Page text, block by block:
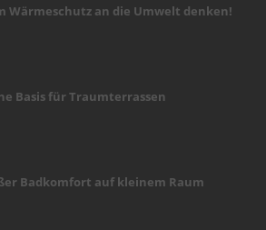
Wärmeschutz an die Umwelt denken!
Basis für Traumterrassen
Badkomfort auf kleinem Raum